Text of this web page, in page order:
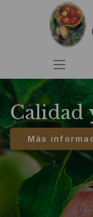
Calidad
Más